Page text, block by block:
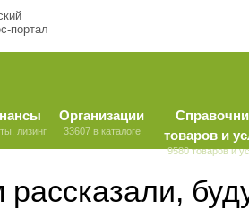
портал
лизинг
Организации
33607 в каталоге
товаров и
9580 товаров и